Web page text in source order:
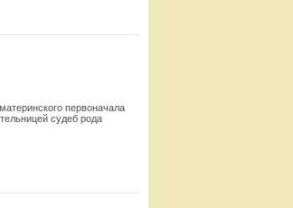
первоначала
судеб рода